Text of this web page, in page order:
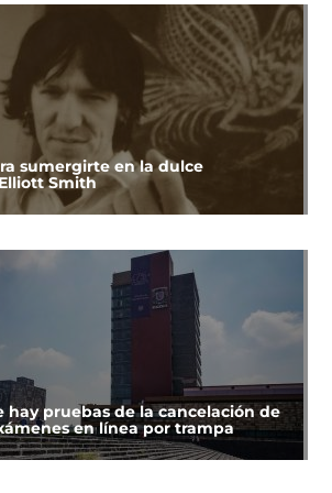
sumergirte en la dulce
Smith
hay pruebas de la cancelación de
en línea por trampa